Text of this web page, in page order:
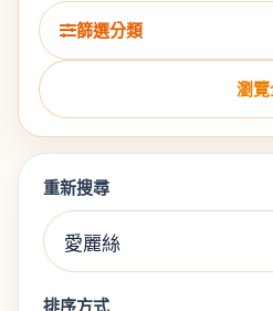
篩選分類
瀏
重新搜尋
排序方式